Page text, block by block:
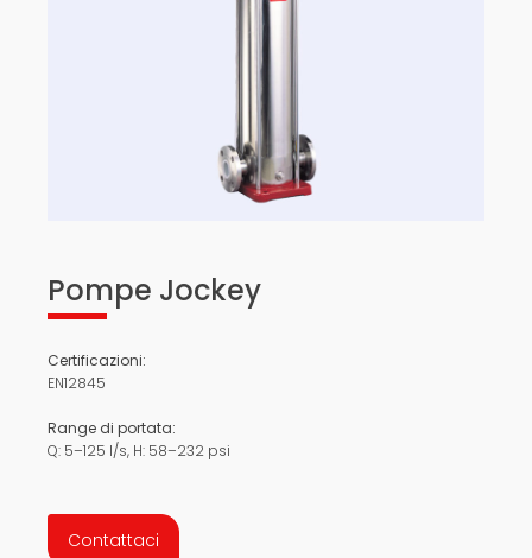
Pompe Jockey
Certificazioni:
EN12845
Range di portata:
Q: 5–125 l/s, H: 58–232 psi
Contattaci